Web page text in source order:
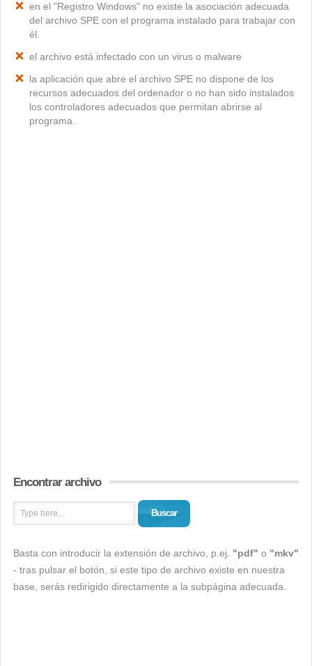
en el "Registro Windows" no existe la asociación adecuada
del archivo SPE con el programa instalado para trabajar con
él.
el archivo está infectado con un virus o malware
la aplicación que abre el archivo SPE no dispone de los
recursos adecuados del ordenador o no han sido instalados
los controladores adecuados que permitan abrirse al
programa.
Encontrar archivo
Buscar
Basta con introducir la extensión de archivo, p.ej. "pdf" o "mkv"
- tras pulsar el botón, si este tipo de archivo existe en nuestra
base, serás redirigido directamente a la subpágina adecuada.